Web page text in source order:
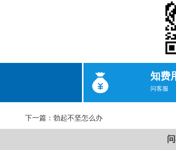
知费
问客服
下一篇： 勃起不坚怎么办